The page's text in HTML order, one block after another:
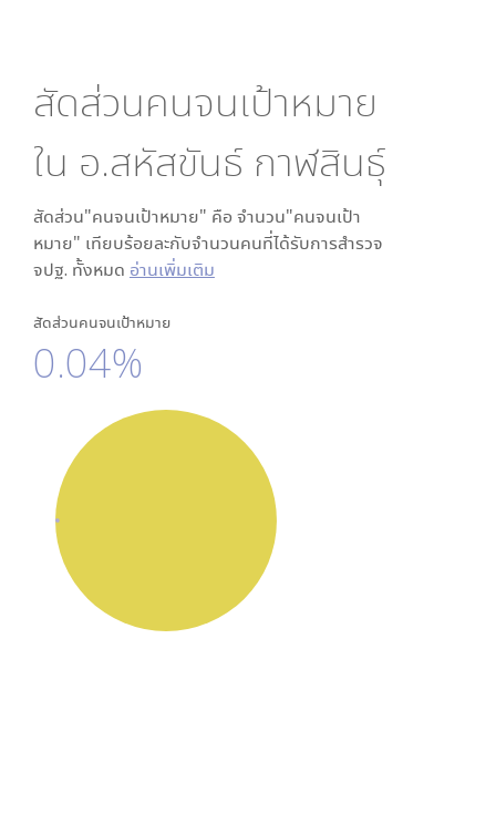
สัดส่วนคนจนเป้าหมาย
ใน อ.สหัสขันธ์ กาฬสินธุ์
สัดส่วน"คนจนเป้าหมาย" คือ จำนวน"คนจนเป้า
หมาย" เทียบร้อยละกับจำนวนคนที่ได้รับการสำรวจ
จปฐ. ทั้งหมด อ่านเพิ่มเติม
สัดส่วนคนจนเป้าหมาย
0.04%